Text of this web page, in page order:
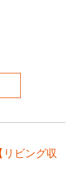
ビング収